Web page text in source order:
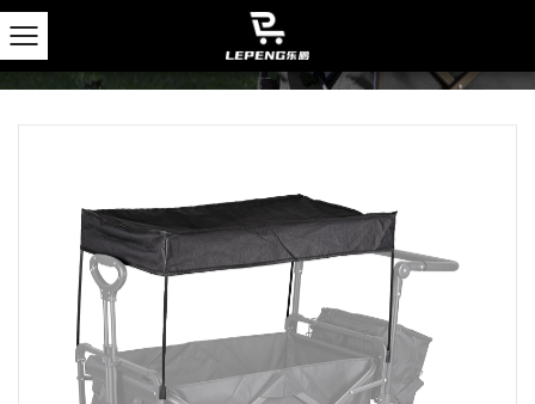
Vagones de Campamento
Accesorios para carros de Campamento / Toldo
extraíble portátil para carro plegable
TOLDO EXTRAÍBLE PORTÁTIL
PARA CARRO PLEGABLE